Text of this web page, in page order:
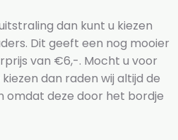
dan kunt u kiezen
Dit geeft een nog mooier
van €6,-. Mocht u voor
dan raden wij altijd de
omdat deze door het bordje